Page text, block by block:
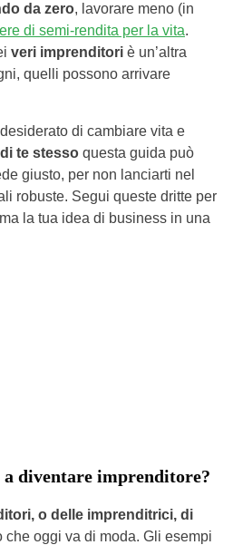
da zero, lavorare meno (in
di semi-rendita per la vita.
veri imprenditori è un’altra
quelli possono arrivare
di cambiare vita e
te stesso questa guida può
giusto, per non lanciarti nel
robuste. Segui queste dritte per
la tua idea di business in una
a diventare imprenditore?
o delle imprenditrici, di
che oggi va di moda. Gli esempi